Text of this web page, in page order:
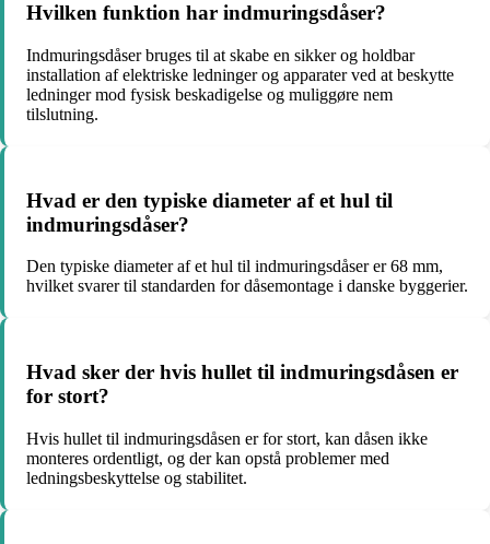
Hvilken funktion har indmuringsdåser?
Indmuringsdåser bruges til at skabe en sikker og holdbar
installation af elektriske ledninger og apparater ved at beskytte
ledninger mod fysisk beskadigelse og muliggøre nem
tilslutning.
Hvad er den typiske diameter af et hul til
indmuringsdåser?
Den typiske diameter af et hul til indmuringsdåser er 68 mm,
hvilket svarer til standarden for dåsemontage i danske byggerier.
Hvad sker der hvis hullet til indmuringsdåsen er
for stort?
Hvis hullet til indmuringsdåsen er for stort, kan dåsen ikke
monteres ordentligt, og der kan opstå problemer med
ledningsbeskyttelse og stabilitet.